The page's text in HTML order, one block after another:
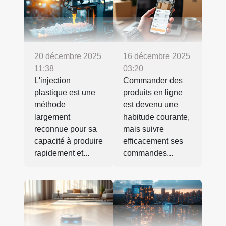
20 décembre 2025
11:38
L'injection
plastique est une
méthode
largement
reconnue pour sa
capacité à produire
rapidement et...
16 décembre 2025
03:20
Commander des
produits en ligne
est devenu une
habitude courante,
mais suivre
efficacement ses
commandes...